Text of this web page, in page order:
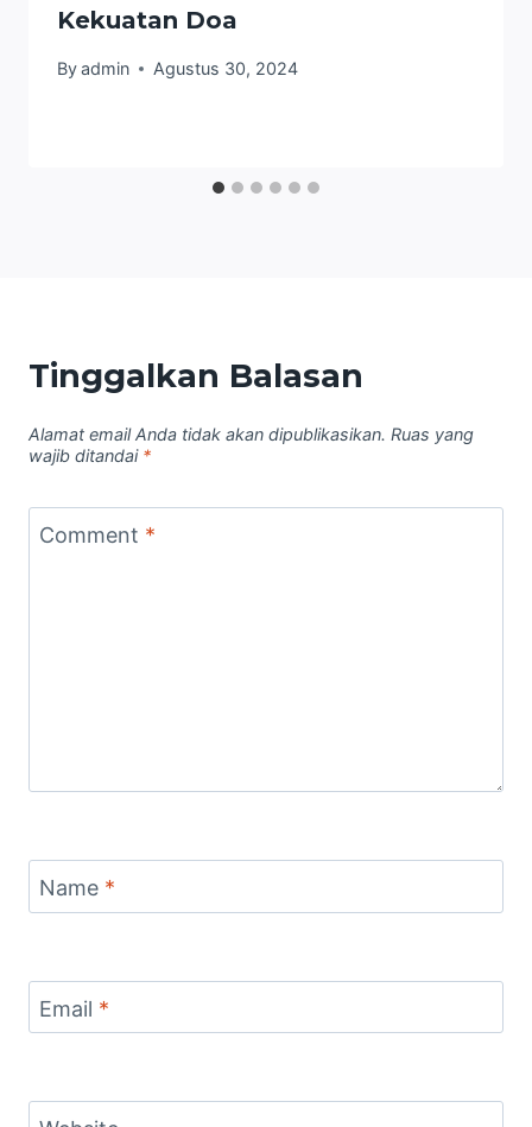
Kekuatan Doa
Byadmin Agustus 30, 2024
Tinggalkan Balasan
Alamat email Anda tidak akan dipublikasikan. Ruas yang
wajib ditandai *
Comment *
Name *
Email *